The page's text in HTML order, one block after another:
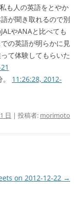
も人の英語をとやか
が聞き取れるので別
やANAと比べても
の英語が明らかに見
て体験してもらいた
11:26:28, 2012-
日 | 投稿者: morimoto
on 2012-12-22 →